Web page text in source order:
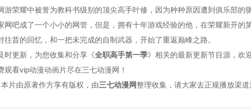
游荣耀中被誉为教科书级别的顶尖高手叶修，因为种种原因遭到俱乐部的
网吧成了一个小小的网管，但是，拥有十年游戏经验的他，在荣耀新开的
往昔的回忆，和一把未完成的自制武器，开始了重返巅峰之路。
时更新，为您收集和分享《全职高手第一季》相关的最新更新节目源，欢
观看vip动漫动画片尽在三七动漫网！
片由原著作方享有版权，由三七动漫网整理收集，请大家去正规播放渠道